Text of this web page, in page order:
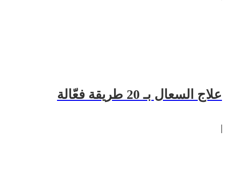
علاج السعال بـ 20 طريقة فعّالة